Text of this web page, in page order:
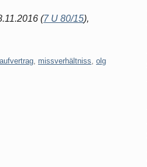
(7 U 80/15),
missverhältniss olg